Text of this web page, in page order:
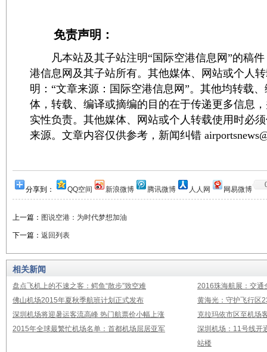
免责声明：
凡本站及其子站注明“国际空港信息网”的稿件
港信息网及其子站所有。其他媒体、网站或个人
明：“文章来源：国际空港信息网”。其他均转载
体，转载、编译或摘编的目的在于传递更多信息
实性负责。其他媒体、网站或个人转载使用时必
来源。文章内容仅供参考，新闻纠错
分享到： QQ空间 新浪微博 腾讯微博 人人网 网易微博
上一篇： 图说空港：为时代梦想加油
下一篇： 返回列表
相关新闻
盘点飞机上的不速之客：鳄鱼“散步”致空难
2016珠海航展：交通
佛山机场2015年夏秋季航班计划正式发布
黄海光：守护飞行区
深圳机场将迎暑运客流高峰 热门航票价小幅上涨
克拉玛依市区至机场
2015年全球最繁忙机场名单：首都机场屈居亚军
深圳机场：11号线开
站楼